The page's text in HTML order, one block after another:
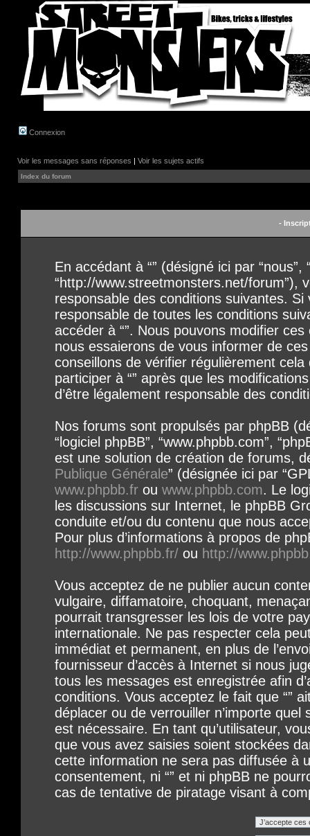
Connexion
Voir les messages sans réponses | Voir les sujets actifs
Index du forum
-
En accédant à “” (désigné ici par “nous”,
“http://www.streetmonsters.net/forum”),
responsable des conditions suivantes. Si
responsable de toutes les conditions
accéder à “”. Nous pouvons modifier
nous essaierons de vous informer de
conseillons de vérifier régulièrement
participer à “” après que les
d’être légalement responsable des
Nos forums sont propulsés par phpBB
“logiciel phpBB”, “www.phpbb.com”,
est une solution de création de forums,
Publique Générale” (désignée ici par
www.phpbb.frou www.phpbb.com. Le
les discussions sur Internet, le phpBB
conduite et/ou du contenu que nous
Pour plus d’informations à propos de
http://www.phpbb.fr/ou http://
Vous acceptez de ne publier aucun
vulgaire, diffamatoire, choquant,
pourrait transgresser les lois de votre
internationale. Ne pas respecter cela
immédiat et permanent, en plus de
fournisseur d’accès à Internet si nous
tous les messages est enregistrée afin
conditions. Vous acceptez le fait que “”
déplacer ou de verrouiller n’importe
est nécessaire. En tant qu’utilisateur,
que vous avez saisies soient stockées
cette information ne sera pas diffusée à
consentement, ni “” et ni phpBB ne
cas de tentative de piratage visant à